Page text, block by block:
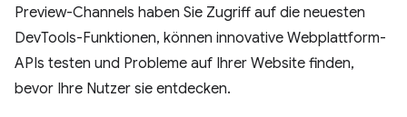
Preview-Channels haben Sie Zugriff auf die neuesten
DevTools-Funktionen, können innovative Webplattform-
APIs testen und Probleme auf Ihrer Website finden,
bevor Ihre Nutzer sie entdecken.